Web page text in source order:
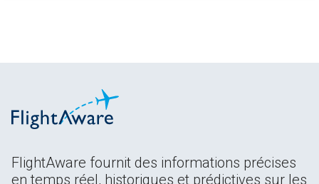
FlightAware fournit des informations précises
en temps réel, historiques et prédictives sur les